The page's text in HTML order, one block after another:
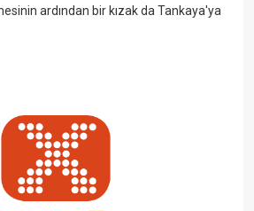
ardından bir kızak da Tankaya'ya